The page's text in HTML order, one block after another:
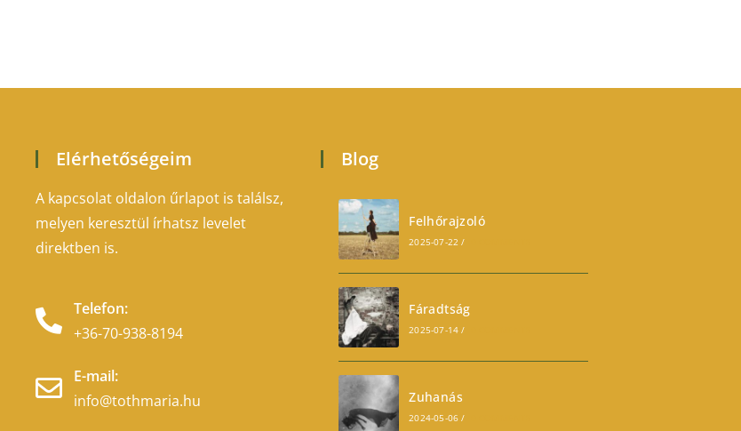
Elérhetőségeim
A kapcsolat oldalon űrlapot is találsz,
melyen keresztül írhatsz levelet
direktben is.
Telefon:
+36-70-938-8194
E-mail:
info@tothmaria.hu
Blog
Felhőrajzoló
2025-07-22 /
Fáradtság
2025-07-14 /
Zuhanás
2024-05-06 /